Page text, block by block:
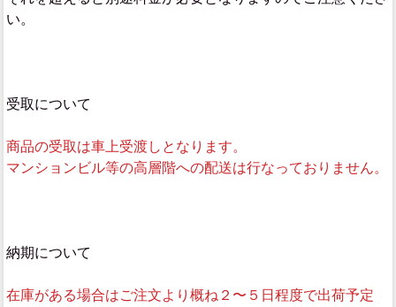
い。
受取について
商品の受取は車上受渡しとなります。
マンションビル等の高層階への配送は行なっておりません。
納期について
在庫がある場合はご注文より概ね２〜５日程度で出荷予定